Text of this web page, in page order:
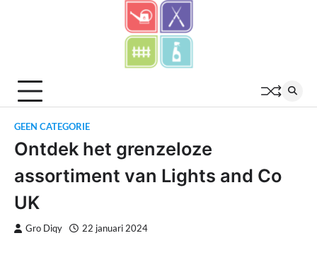
GEEN CATEGORIE
Ontdek het grenzeloze
assortiment van Lights and Co
UK
Gro Diqy 22 januari 2024